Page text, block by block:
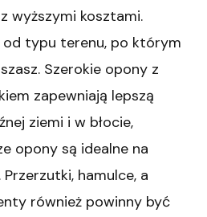
wyższymi kosztami.
typu terenu, po którym
Szerokie opony z
zapewniają lepszą
ziemi i w błocie,
opony są idealne na
hamulce, a
również powinny być